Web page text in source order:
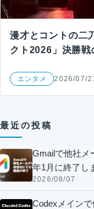
漫才とコントの二
クト2026」決勝戦
エンタメ 2026/07/
最近の投稿
Gmailで他社メ
年1月に終了し
2026/08/07
Codexメイン